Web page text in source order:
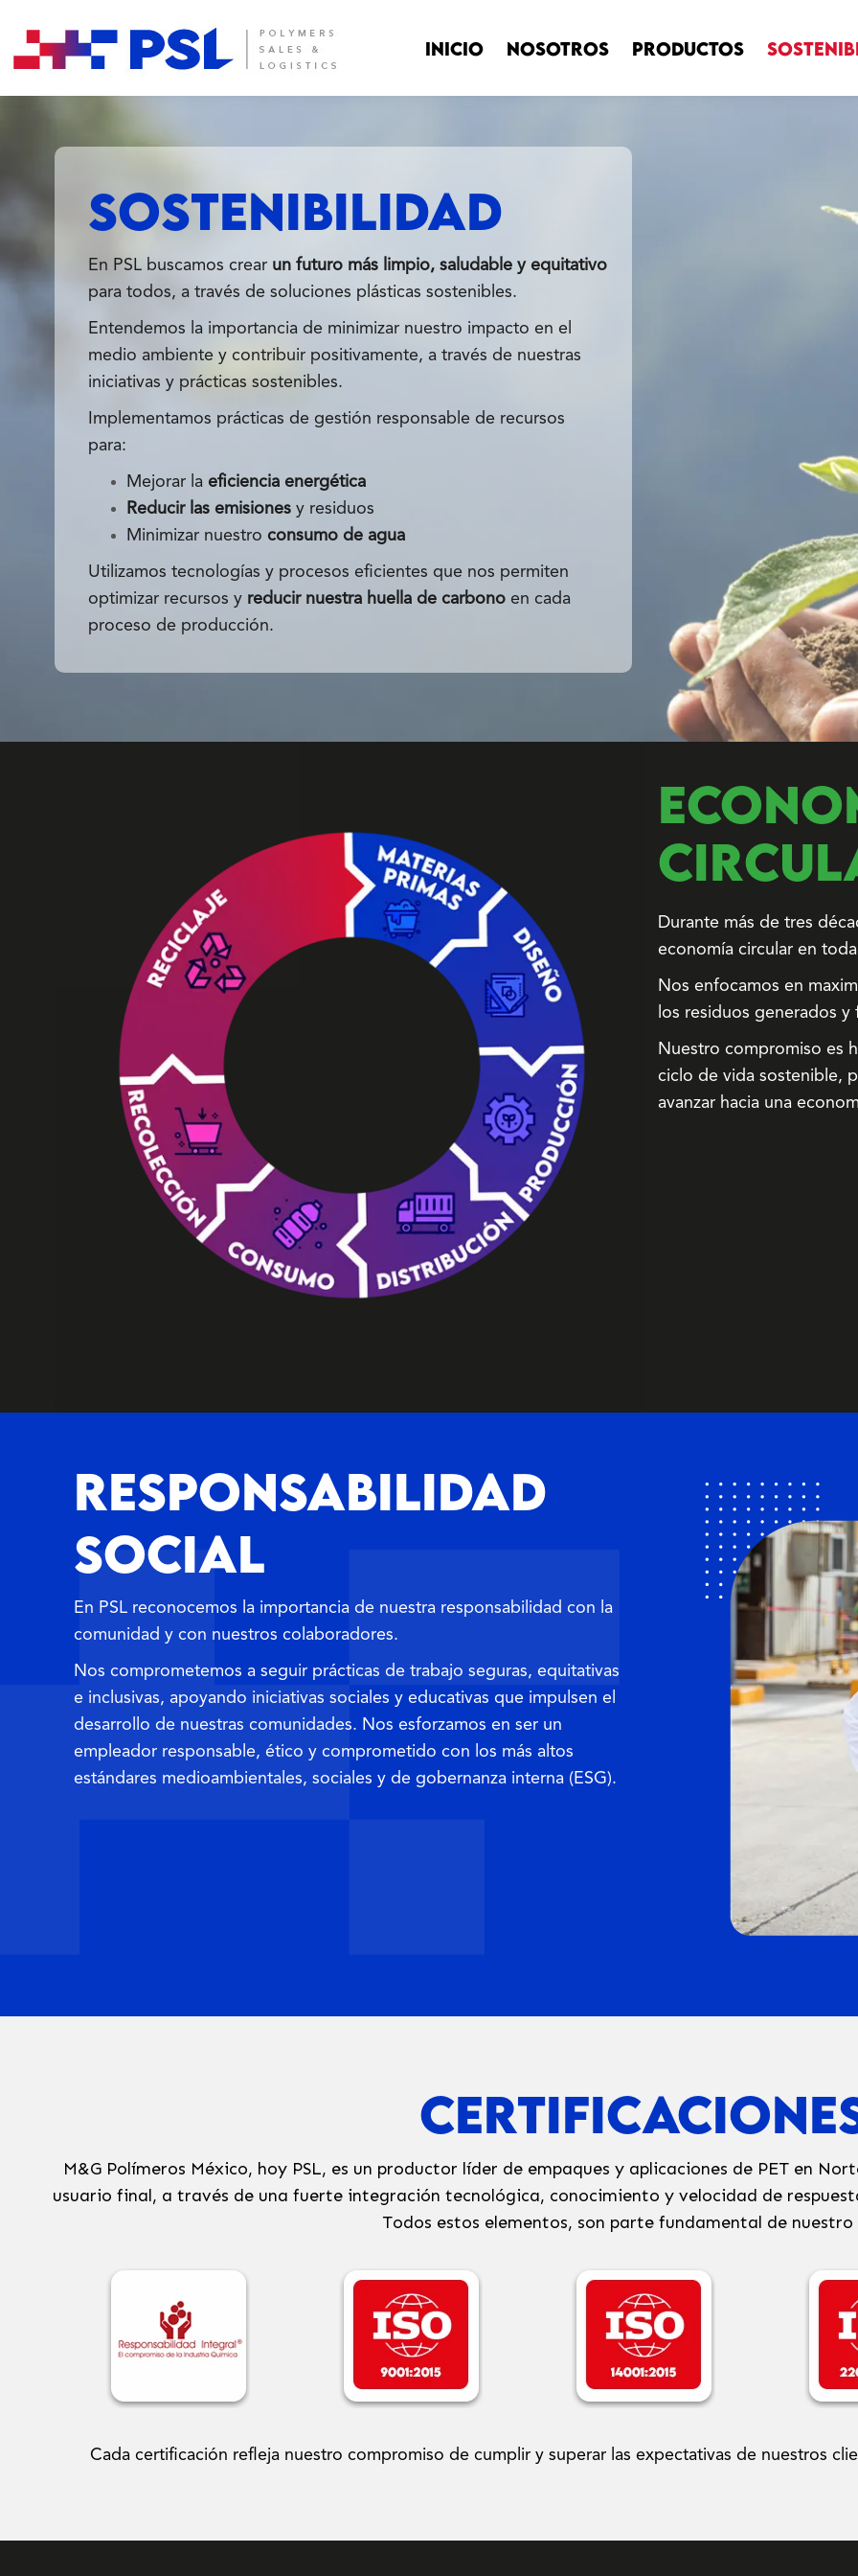
INICIO NOSOTROS PRODUCTOS
SOSTENIBILIDAD
En PSL buscamos crear un futuro más limpio, saludable y equitativo
para todos, a través de soluciones plásticas sostenibles.
Entendemos la importancia de minimizar nuestro impacto en el
medio ambiente y contribuir positivamente, a través de nuestras
iniciativas y prácticas sostenibles.
Implementamos prácticas de gestión responsable de recursos
para:
Mejorar la eficiencia energética
Reducir las emisiones y residuos
Minimizar nuestro consumo de agua
Utilizamos tecnologías y procesos eficientes que nos permiten
optimizar recursos y reducir nuestra huella de carbono en cada
proceso de producción.
Durante más de tres
economía circular en
Nos enfocamos en
los residuos generados
Nuestro compromiso es
ciclo de vida sostenible,
avanzar hacia una
RESPONSABILIDAD
SOCIAL
En PSL reconocemos la importancia de nuestra responsabilidad con la
comunidad y con nuestros colaboradores.
Nos comprometemos a seguir prácticas de trabajo seguras, equitativas
e inclusivas, apoyando iniciativas sociales y educativas que impulsen el
desarrollo de nuestras comunidades. Nos esforzamos en ser un
empleador responsable, ético y comprometido con los más altos
estándares medioambientales, sociales y de gobernanza interna (ESG).
M&G Polímeros México, hoy PSL, es un productor líder de empaques y aplicaciones de PET en
usuario final, a través de una fuerte integración tecnológica, conocimiento y velocidad de
Todos estos elementos, son parte fundamental de
Cada certificación refleja nuestro compromiso de cumplir y superar las expectativas de nuestros